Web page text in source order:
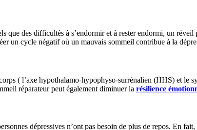
que des difficultés à s’endormir et à rester endormi, un
un cycle négatif où un mauvais sommeil contribue à la
( l’axe hypothalamo-hypophyso-surrénalien (HHS) et le
réparateur peut également diminuer la résilience
dépressives n’ont pas besoin de plus de repos. En